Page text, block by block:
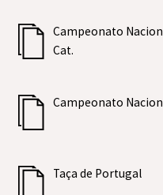
Campeonato
Cat.
Campeonato
Taça de Portugal